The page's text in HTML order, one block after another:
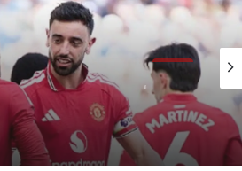
رياضة
السبت, 8 أغسطس, 2026 , 8:03 ص
مانشستر يونايتد يواجه باريس
استعدادًا للموسم الجديد